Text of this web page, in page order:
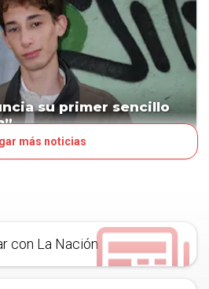
su primer sencillo
más noticias
con La Nación